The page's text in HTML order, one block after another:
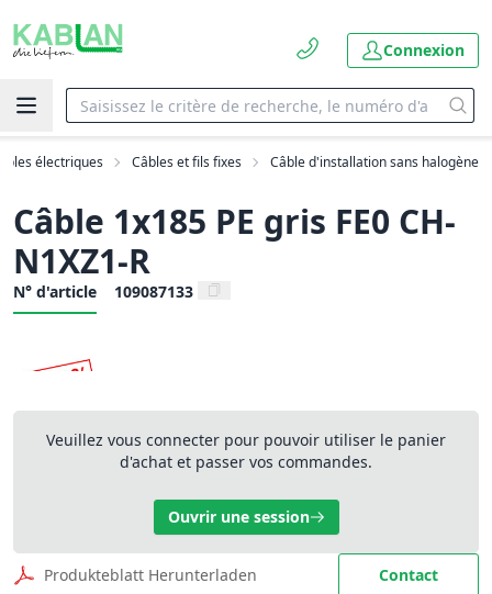
Connexion
électriques Câbles et fils fixes Câble d'installation sans halogène
Câble 1x185 PE gris FE0 CH-
N1XZ1-R
N° d'article 109087133
Veuillez vous connecter pour pouvoir utiliser le panier
d'achat et passer vos commandes.
Ouvrir une session
Produkteblatt Herunterladen Contact